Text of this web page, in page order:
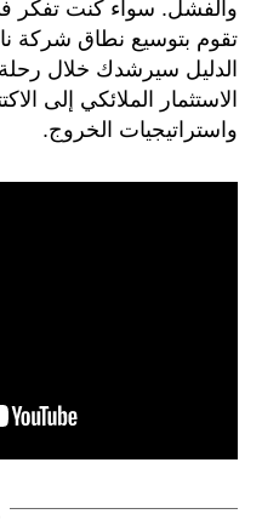
والفشل. سواء كنت تفكر
تقوم بتوسيع نطاق شركة
الدليل سيرشدك خلال
الاستثمار الملائكي إلى
واستراتيجيات الخروج.